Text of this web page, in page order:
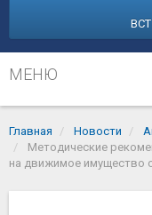
МЕНЮ
Главная Новости
Методические
на движимое имущество